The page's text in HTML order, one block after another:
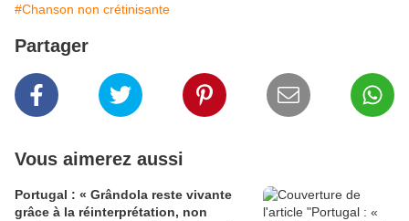
#Chanson non crétinisante
Partager
Vous aimerez aussi
Portugal : « Grândola reste vivante
grâce à la réinterprétation, non